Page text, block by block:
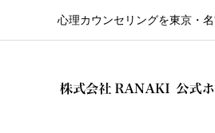
心理カウンセリングを東京・